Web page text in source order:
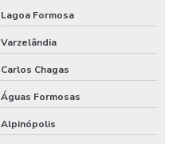
Lagoa Formosa
Varzelândia
Carlos Chagas
Águas Formosas
Alpinópolis